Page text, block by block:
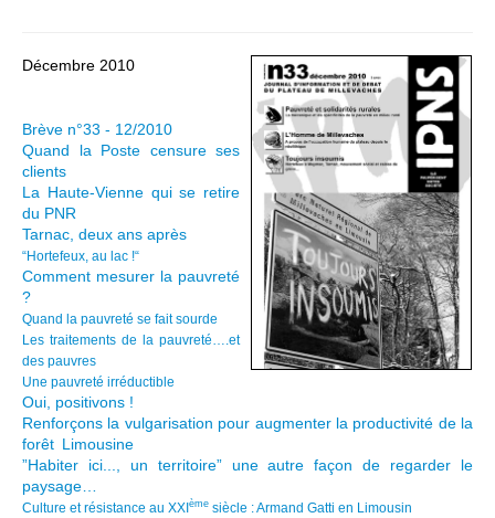
Décembre 2010
Brève n°33 - 12/2010
Quand la Poste censure ses
clients
La Haute-Vienne qui se retire
du PNR
Tarnac, deux ans après
“Hortefeux, au lac !“
Comment mesurer la pauvreté
?
Quand la pauvreté se fait sourde
Les traitements de la pauvreté….et
des pauvres
Une pauvreté irréductible
Oui, positivons !
Renforçons la vulgarisation pour augmenter la productivité de la
forêt Limousine
”Habiter ici..., un territoire” une autre façon de regarder le
paysage…
Culture et résistance au XXI ème siècle : Armand Gatti en Limousin